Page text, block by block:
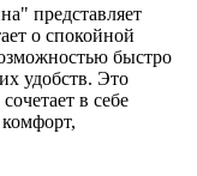
представляет
о спокойной
быстро
удобств. Это
в себе